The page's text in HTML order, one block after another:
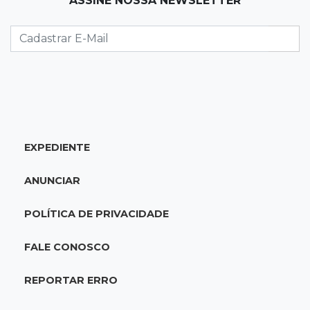
acidente com F-1000 na Av. Heráclito
18:28Concurso 3.042
acumulado em R$ 165 milhões
18:05Energia renovável
Produção de biodiesel cresce 32% em MS e
EXPEDIENTE
ANUNCIAR
POLÍTICA DE PRIVACIDADE
FALE CONOSCO
REPORTAR ERRO